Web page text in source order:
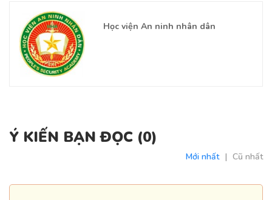
Học viện An ninh nhân dân
Ý KIẾN BẠN ĐỌC (0)
Mới nhất | Cũ nhất